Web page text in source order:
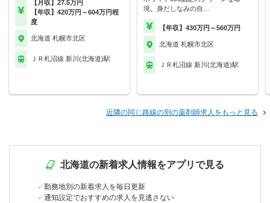
【月収】27.5万円
【年収】420万円～604万円程
度
北海道 札幌市北区
ＪＲ札沼線 新川(北海道)駅
境。身だしなみの自…
【年収】430万円～560万円
北海道 札幌市北区
ＪＲ札沼線 新川(北海道)駅
近隣の同じ路線の別の薬剤師求人をもっと見る
北海道の新着求人情報をアプリで見る
勤務地別の新着求人を毎日更新
通知設定でおすすめの求人を見逃さない